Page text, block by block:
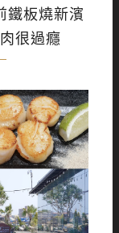
鐵板燒新濱
很過癮